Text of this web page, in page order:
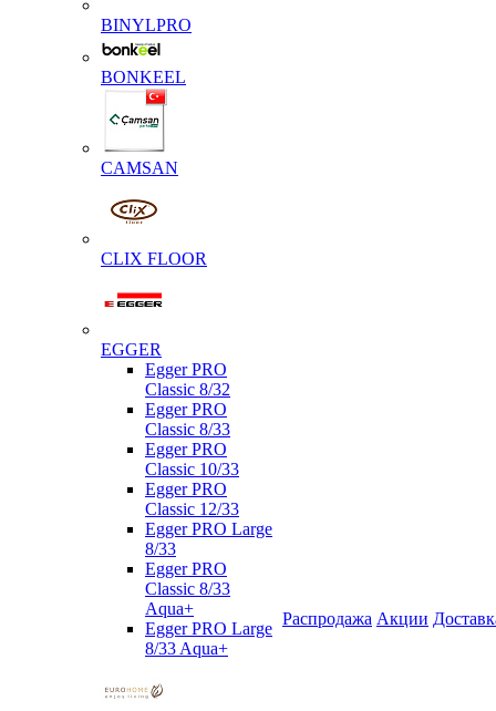
BINYLPRO
BONKEEL
CAMSAN
CLIX FLOOR
EGGER
Egger PRO
Classic 8/32
Egger PRO
Classic 8/33
Egger PRO
Classic 10/33
Egger PRO
Classic 12/33
Egger PRO Large
8/33
Egger PRO
Classic 8/33
Aqua+
Egger PRO Large
8/33 Aqua+
Распродажа Акции